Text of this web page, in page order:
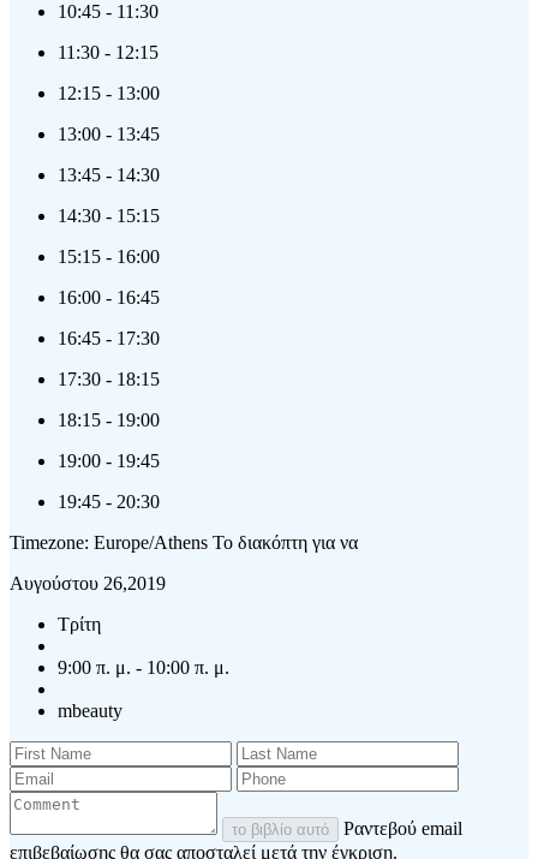
10:45 - 11:30
11:30 - 12:15
12:15 - 13:00
13:00 - 13:45
13:45 - 14:30
14:30 - 15:15
15:15 - 16:00
16:00 - 16:45
16:45 - 17:30
17:30 - 18:15
18:15 - 19:00
19:00 - 19:45
19:45 - 20:30
Timezone: Europe/Athens Το διακόπτη για να
Αυγούστου 26,2019
Τρίτη
9:00 π. μ. - 10:00 π. μ.
mbeauty
το βιβλίο αυτό
Ραντεβού email
επιβεβαίωσης θα σας αποσταλεί μετά την έγκριση.